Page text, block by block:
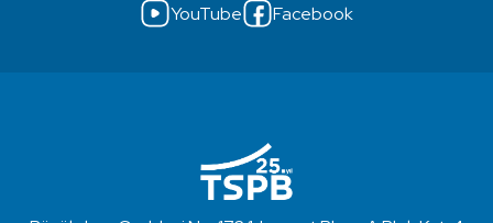
YouTube
Facebook